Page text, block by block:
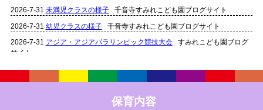
2026-7-31 未満児クラスの様子千音寺すみれこども園ブログサイト
2026-7-31 幼児クラスの様子千音寺すみれこども園ブログサイト
2026-7-31 アジア・アジアパラリンピック競技大会すみれこども園ブログ
サイト
2026-7-31稲の成長すみれこども園ブログサイト
７月の様子(未満児クラス)すみれこども園ブログサイト
保育内容